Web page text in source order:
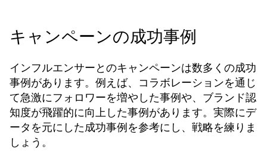
キャンペーンの成功事例
インフルエンサーとのキャンペーンは数多くの成功
事例があります。例えば、コラボレーションを通じ
て急激にフォロワーを増やした事例や、ブランド認
知度が飛躍的に向上した事例があります。実際にデ
ータを元にした成功事例を参考にし、戦略を練りま
しょう。